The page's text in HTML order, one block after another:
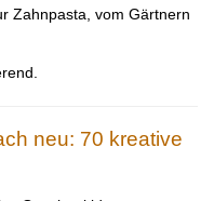
Zahnpasta, vom Gärtnern
neu: 70 kreative